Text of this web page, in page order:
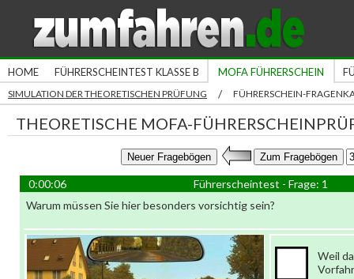
HOME FÜHRERSCHEINTEST KLASSE B MOFA FÜHRERSCHEIN
SIMULATION DER THEORETISCHEN PRÜFUNG / FÜHRERSCHEIN-
THEORETISCHE MOFA-
0:00:06
Führerscheintest - Frage: 1
Warum müssen Sie hier besonders vorsichtig sein?
Weil